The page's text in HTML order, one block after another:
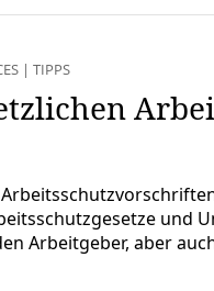
| TIPPS
und
Arbeitgeber, aber